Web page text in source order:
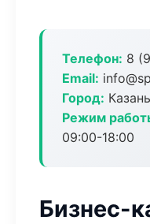
Телефон: 8
Email:
Город: Казань
Режим
09:00-18:00
Бизнес-